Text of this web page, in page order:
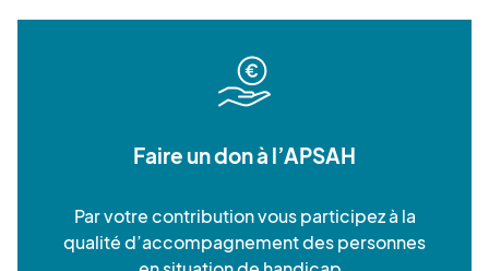
Faire un don à l’APSAH
Par votre contribution vous participez à la
qualité d’accompagnement des personnes